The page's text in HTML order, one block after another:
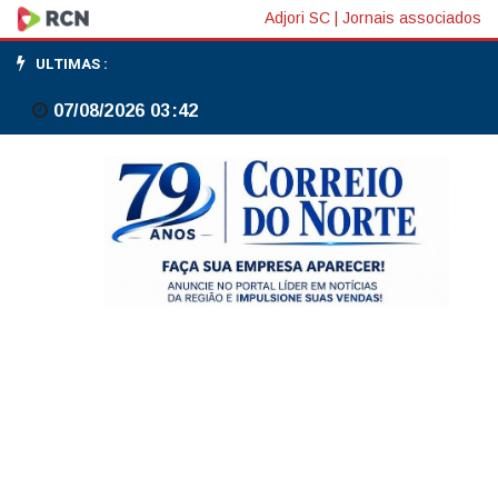
INSS
informa
vazamento
Adjori SC Jornais associados
ULTIMAS :
07/08/2026 03:42